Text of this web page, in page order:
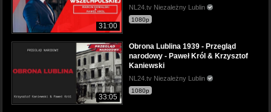
31:00
NL24.tv Niezależny Lublin
1080p
33:05
Obrona Lublina 1939 - Przegląd
narodowy - Paweł Król & Krzysztof
Kaniewski
NL24.tv Niezależny Lublin
1080p